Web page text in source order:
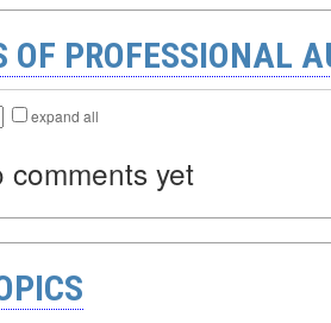
OF PROFESSIONAL
expand all
yet